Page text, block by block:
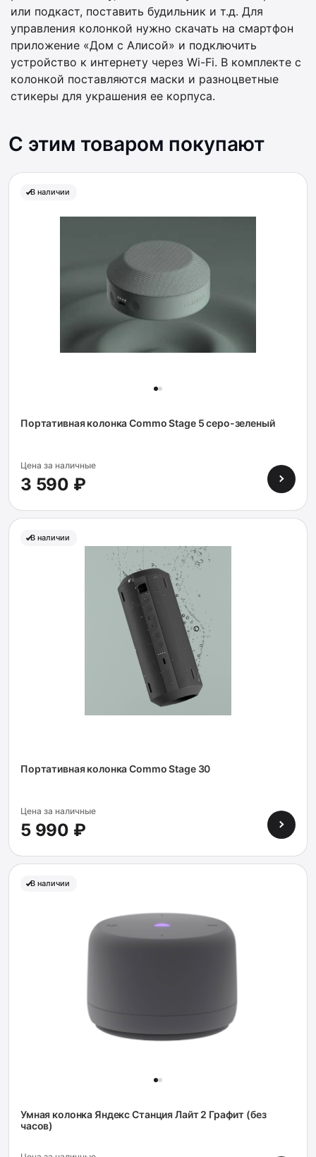
или подкаст, поставить будильник и т.д. Для
управления колонкой нужно скачать на смартфон
приложение «Дом с Алисой» и подключить
устройство к интернету через Wi-Fi. В комплекте с
колонкой поставляются маски и разноцветные
стикеры для украшения ее корпуса.
С этим товаром покупают
В наличии
Портативная колонка Commo Stage 5 серо-зеленый
Цена за наличные
3 590 ₽
В наличии
Портативная колонка Commo Stage 30
Цена за наличные
5 990 ₽
В наличии
Умная колонка Яндекс Станция Лайт 2 Графит (без
часов)